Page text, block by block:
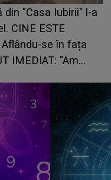
2026. Zodia
decizie luată în
și îi dă toate